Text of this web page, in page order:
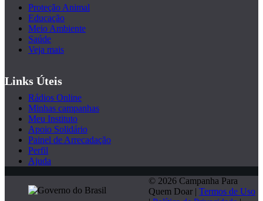
Proteção Animal
Educação
Meio Ambiente
Saúde
Veja mais
Links Úteis
Rádios Online
Minhas campanhas
Meu Instituto
Apoio Solidário
Painel de Arrecadação
Perfil
Ajuda
© 2026 Campanha Para
Quem Doar | Termos de Uso